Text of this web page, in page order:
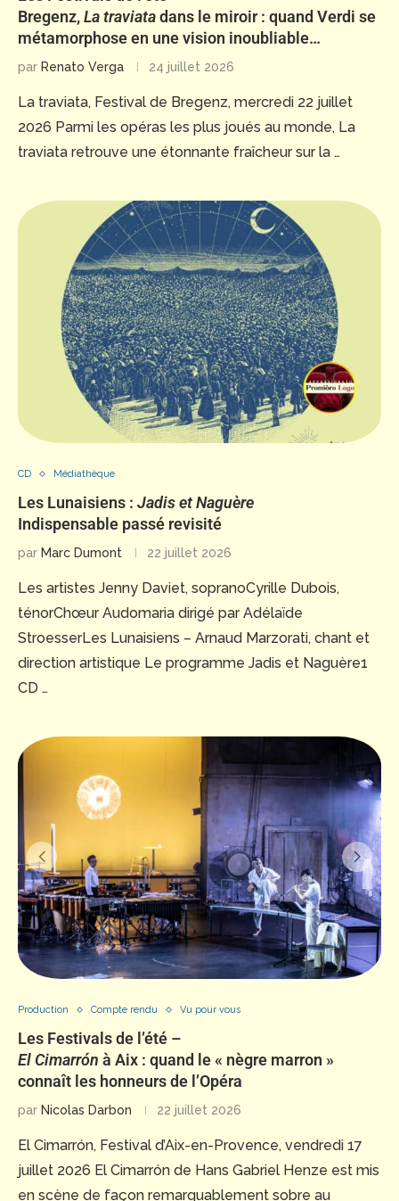
Bregenz,La traviatadans le miroir : quand Verdi se
métamorphose en une vision inoubliable…
par Renato Verga 24 juillet 2026
La traviata, Festival de Bregenz, mercredi 22 juillet
2026 Parmi les opéras les plus joués au monde, La
traviata retrouve une étonnante fraîcheur sur la …
CD Médiathèque
Les Lunaisiens : Jadis et Naguère
Indispensable passé revisité
par Marc Dumont 22 juillet 2026
Les artistes Jenny Daviet, sopranoCyrille Dubois,
ténorChœur Audomaria dirigé par Adélaïde
StroesserLes Lunaisiens – Arnaud Marzorati, chant et
direction artistique Le programme Jadis et Naguère1
CD …
Production Compte rendu Vu pour vous
Les Festivals de l’été –
El Cimarrón à Aix : quand le « nègre marron »
connaît les honneurs de l’Opéra
par Nicolas Darbon 22 juillet 2026
El Cimarrón, Festival d’Aix-en-Provence, vendredi 17
juillet 2026 El Cimarrón de Hans Gabriel Henze est mis
en scène de façon remarquablement sobre au